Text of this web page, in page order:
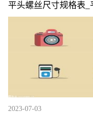
平头螺丝尺寸规格表_
2023-07-03